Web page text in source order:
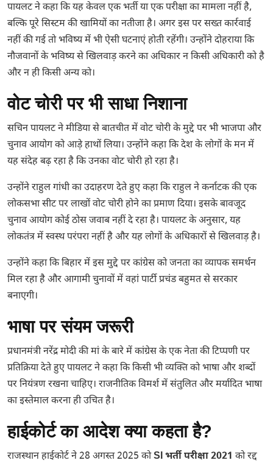
पायलट ने कहा कि यह केवल एक भर्ती या एक परीक्षा का मामला नहीं है,
बल्कि पूरे सिस्टम की खामियों का नतीजा है। अगर इस पर सख्त कार्रवाई
नहीं की गई तो भविष्य में भी ऐसी घटनाएं होती रहेंगी। उन्होंने दोहराया कि
नौजवानों के भविष्य से खिलवाड़ करने का अधिकार न किसी अधिकारी को है
और न ही किसी अन्य को।
वोट चोरी पर भी साधा निशाना
सचिन पायलट ने मीडिया से बातचीत में वोट चोरी के मुद्दे पर भी भाजपा और
चुनाव आयोग को आड़े हाथों लिया। उन्होंने कहा कि देश के लोगों के मन में
यह संदेह बढ़ रहा है कि उनका वोट चोरी हो रहा है।
उन्होंने राहुल गांधी का उदाहरण देते हुए कहा कि राहुल ने कर्नाटक की एक
लोकसभा सीट पर लाखों वोट चोरी होने का प्रमाण दिया। इसके बावजूद
चुनाव आयोग कोई ठोस जवाब नहीं दे रहा है। पायलट के अनुसार, यह
लोकतंत्र में स्वस्थ परंपरा नहीं है और यह लोगों के अधिकारों से खिलवाड़ है।
उन्होंने कहा कि बिहार में इस मुद्दे पर कांग्रेस को जनता का व्यापक समर्थन
मिल रहा है और आगामी चुनावों में वहां पार्टी प्रचंड बहुमत से सरकार
बनाएगी।
भाषा पर संयम जरूरी
प्रधानमंत्री नरेंद्र मोदी की मां के बारे में कांग्रेस के एक नेता की टिप्पणी पर
प्रतिक्रिया देते हुए पायलट ने कहा कि किसी भी व्यक्ति को भाषा और शब्दों
पर नियंत्रण रखना चाहिए। राजनीतिक विमर्श में संतुलित और मर्यादित भाषा
का इस्तेमाल करना ही उचित है।
हाईकोर्ट का आदेश क्या कहता है?
राजस्थान हाईकोर्ट ने 28 अगस्त 2025 कोSI भर्ती परीक्षा 2021 को रद्द